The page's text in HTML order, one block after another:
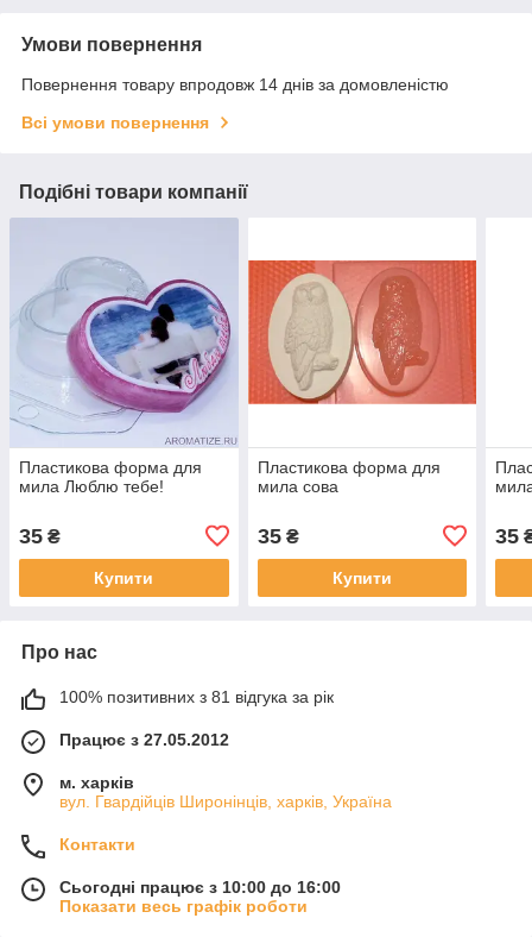
Умови повернення
Повернення товару впродовж 14 днів за домовленістю
Всі умови повернення
Подібні товари компанії
Пластикова форма для
мила Люблю тебе!
35 ₴
Купити
Пластикова форма для
мила сова
35₴
Купити
35
Про нас
100% позитивних з 81 відгука за рік
Працює з 27.05.2012
м. харків
вул. Гвардійців Широнінців, харків, Україна
Контакти
Сьогодні працює з 10:00 до 16:00
Показати весь графік роботи